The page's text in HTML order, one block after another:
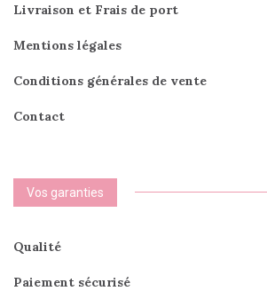
Livraison et Frais de port
Mentions légales
Conditions générales de vente
Contact
Vos garanties
Qualité
Paiement sécurisé